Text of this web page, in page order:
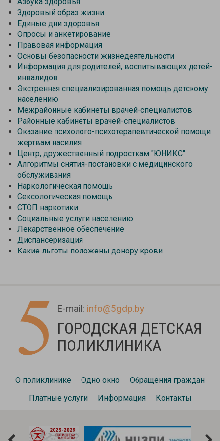
Здоровый образ жизни
Единые дни здоровья
Опросы и анкетирование
Правовая информация
Основы безопасности жизнедеятельности
Информация для родителей, воспитывающих детей-
инвалидов
Экстренная специализированная помощь детскому
населению
Межрайонные кабинеты врачей-специалистов
Районные кабинеты врачей-специалистов
Оказание психолого-психотерапевтической помощи
жертвам насилия
Центр, дружественный подросткам "ЮНИКС"
Алгоритмы снятия-постановки с медицинского
обслуживания
Наркологическая помощь
Сексологическая помощь
СТОП наркотики
Социальные услуги населению
Лекарственное обеспечение
Диспансеризация
Какие льготы положены донору крови
E-mail: info@5gdp.by
ГОРОДСКАЯ ДЕТСКАЯ
ПОЛИКЛИНИКА
О поликлинике Одно окно
Обращения граждан
Платные услуги
Информация Контакты